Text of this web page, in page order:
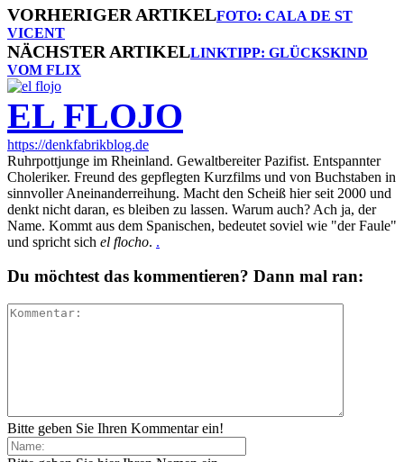
VORHERIGER ARTIKELFOTO: CALA DE ST
VICENT
NÄCHSTER ARTIKELLINKTIPP: GLÜCKSKIND
VOM FLIX
EL FLOJO
https://denkfabrikblog.de
Ruhrpottjunge im Rheinland. Gewaltbereiter Pazifist. Entspannter
Choleriker. Freund des gepflegten Kurzfilms und von Buchstaben in
sinnvoller Aneinanderreihung. Macht den Scheiß hier seit 2000 und
denkt nicht daran, es bleiben zu lassen. Warum auch? Ach ja, der
Name. Kommt aus dem Spanischen, bedeutet soviel wie "der Faule"
und spricht sich el flocho. .
Du möchtest das kommentieren? Dann mal ran:
Bitte geben Sie Ihren Kommentar ein!